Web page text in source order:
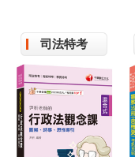
版〕（一般
警察／警特
／警二技／
警升／警消
／警佐班）
司法特考